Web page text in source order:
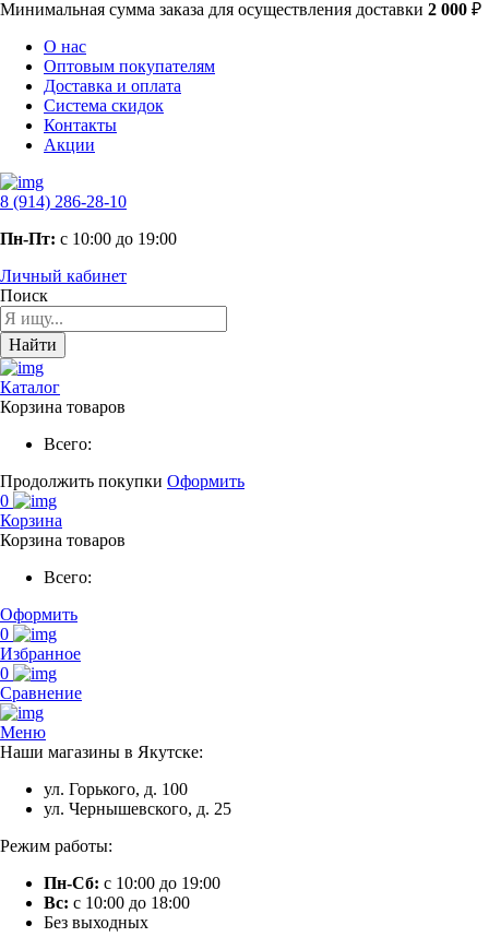
Минимальная сумма заказа для осуществления доставки 2 000 ₽
О нас
Оптовым покупателям
Доставка и оплата
Система скидок
Контакты
Акции
8 (914) 286-28-10
Пн-Пт: с 10:00 до 19:00
Личный кабинет
Поиск
Найти
Каталог
Корзина товаров
Всего:
Продолжить покупки Оформить
0
Корзина
Корзина товаров
Всего:
Оформить
0
Избранное
0
Сравнение
Меню
Наши магазины в Якутске:
ул. Горького, д. 100
ул. Чернышевского, д. 25
Режим работы:
Пн-Сб: с 10:00 до 19:00
Вс: с 10:00 до 18:00
Без выходных